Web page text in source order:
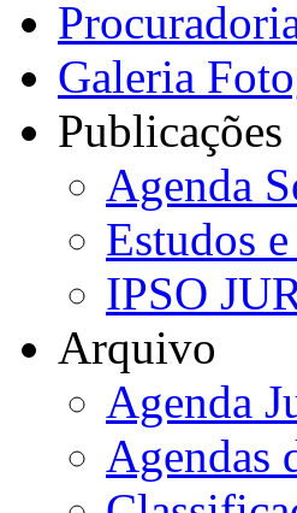
Galeria
Publicações
Agenda
Estudos
IPSO
Arquivo
Agenda
Agendas